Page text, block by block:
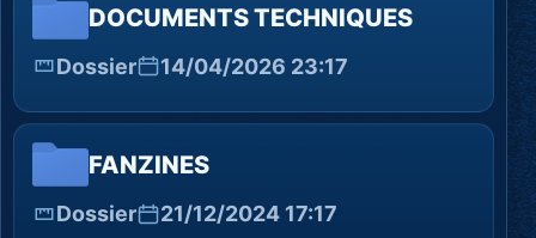
DOCUMENTS TECHNIQUES
Dossier 14/04/2026 23:17
FANZINES
Dossier 21/12/2024 17:17